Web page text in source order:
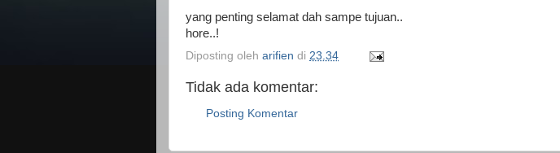
yang penting selamat dah sampe tujuan..
hore..!
Diposting oleh arifien di 23.34
Tidak ada komentar:
Posting Komentar